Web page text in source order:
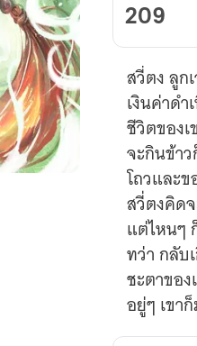
จะ
เป็น
[นิยาย
แปล]
209
สวี่ตง ลูก
เงินค่าดำ
ชีวิตของ
จะกินข้า
โถวและ
สวี่ตงคิด
แต่ไหนๆ
ทว่า กลับ
ชะตาขอ
อยู่ๆ เขา
เพราะเ